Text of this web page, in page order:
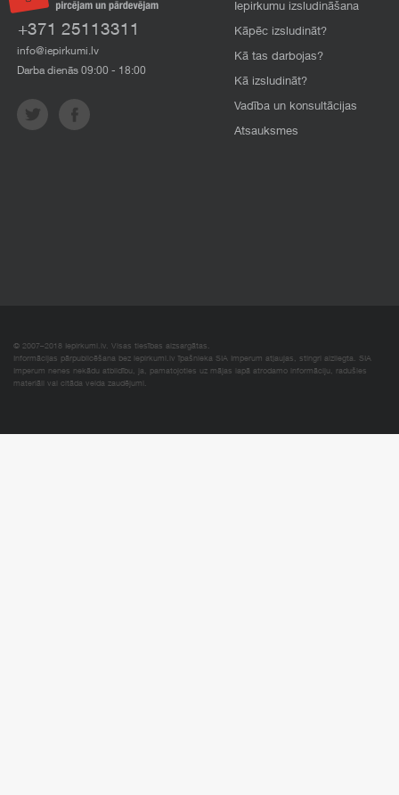
+371 25113311
info@iepirkumi.lv
Darba dienās 09:00 - 18:00
Iepirkumu izsludināšana
Kāpēc izsludināt?
Kā tas darbojas?
Kā izsludināt?
Vadība un konsultācijas
Atsauksmes
© 2007–2018 Iepirkumi.lv. Visas tiesības aizsargātas.
Informācijas pārpublicēšana bez iepirkumi.lv īpašnieka SIA Imperum atļaujas, stingri aizliegta. SIA
Imperum nenes nekādu atbildību, ja, pamatojoties uz mājas lapā atrodamo informāciju, radušies
materiāli vai citāda veida zaudējumi.